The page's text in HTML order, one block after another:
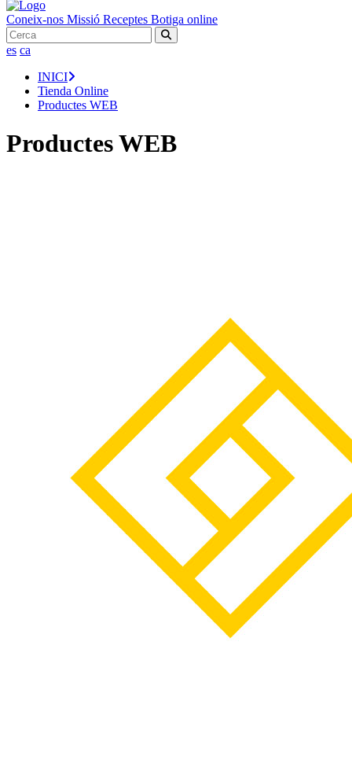
Coneix-nos Missió Receptes Botiga online
es ca
INICI
Tienda Online
Productes WEB
Productes WEB